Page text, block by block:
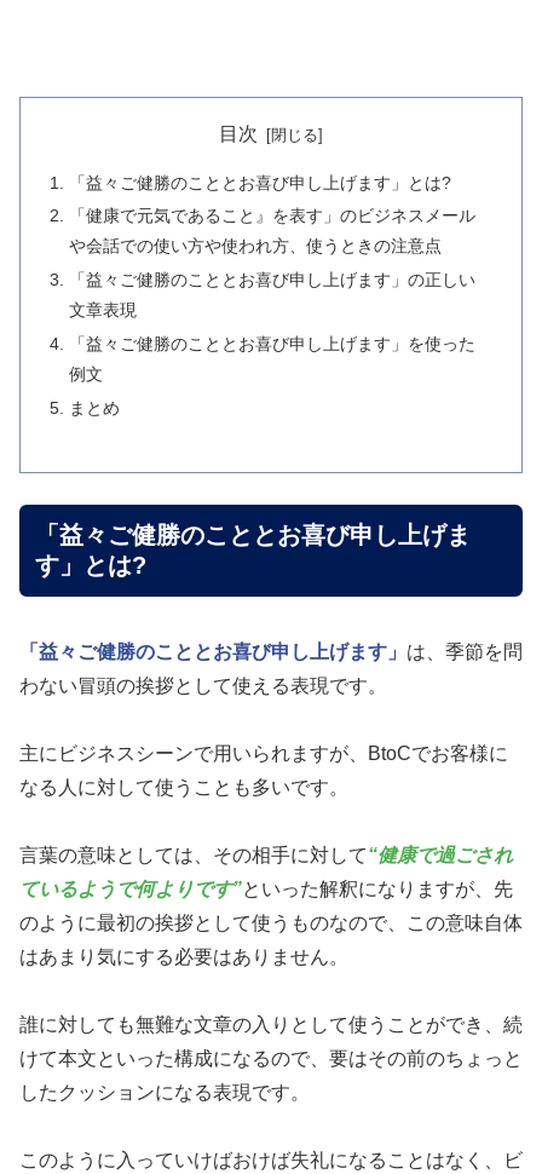
目次
「益々ご健勝のこととお喜び申し上げます」とは?
「健康で元気であること』を表す」のビジネスメール
や会話での使い方や使われ方、使うときの注意点
「益々ご健勝のこととお喜び申し上げます」の正しい
文章表現
「益々ご健勝のこととお喜び申し上げます」を使った
例文
まとめ
「益々ご健勝のこととお喜び申し上げま
す」とは?
「益々ご健勝のこととお喜び申し上げます」 は、季節を問
わない冒頭の挨拶として使える表現です。
主にビジネスシーンで用いられますが、BtoCでお客様に
なる人に対して使うことも多いです。
言葉の意味としては、その相手に対して“健康で過ごされ
ているようで何よりです”といった解釈になりますが、先
のように最初の挨拶として使うものなので、この意味自体
はあまり気にする必要はありません。
誰に対しても無難な文章の入りとして使うことができ、続
けて本文といった構成になるので、要はその前のちょっと
したクッションになる表現です。
このように入っていけばおけば失礼になることはなく、ビ